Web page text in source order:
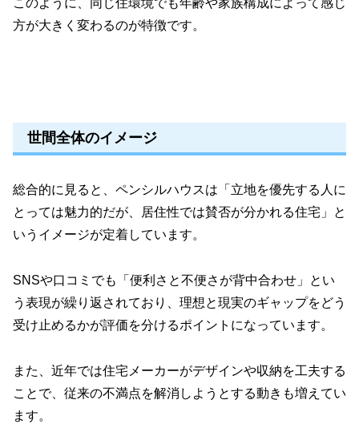
方が大きく変わるのが特徴です。
世間全体のイメージ
総合的に見ると、ペンシルハウスは「立地を優先する人に
とっては魅力的だが、居住性では賛否が分かれる住宅」と
いうイメージが定着しています。
SNSや口コミでも「便利さと不便さが背中合わせ」とい
う表現が繰り返されており、理想と現実のギャップをどう
受け止めるかが評価を分けるポイントになっています。
また、近年では住宅メーカーがデザインや収納を工夫する
ことで、従来の不満点を解消しようとする動きも増えてい
ます。